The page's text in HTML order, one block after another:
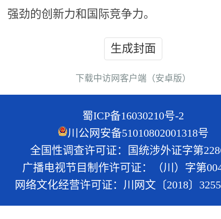
强劲的创新力和国际竞争力。
生成封面
下载中访网客户端（安卓版）
蜀ICP备16030210号-2
川公网安备51010802001318号
全国性调查许可证：国统涉外证字第
广播电视节目制作许可证：（川）字第
网络文化经营许可证：川网文〔2018〕